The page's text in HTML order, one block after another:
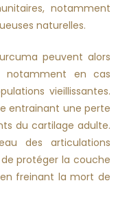
notamment
naturelles.
peuvent alors
notamment en cas
vieillissantes.
entrainant une perte
du cartilage adulte.
des articulations
protéger la couche
freinant la mort de